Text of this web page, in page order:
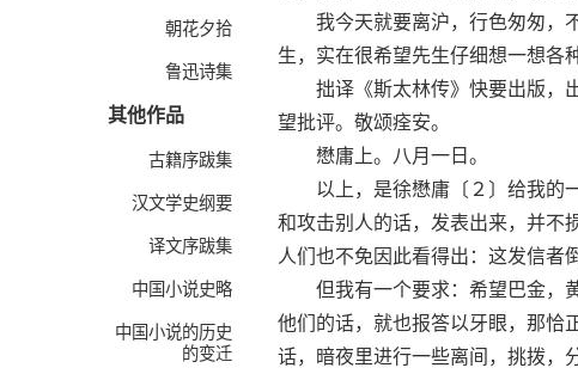
朝花夕拾
鲁迅诗集
其他作品
古籍序跋集
汉文学史纲要
译文序跋集
中国小说史略
中国小说的历史
的变迁
我今天就要离沪，行色匆匆，不
生，实在很希望先生仔细想一想各
拙译《斯太林传》快要出版，出
望批评。敬颂痊安。
懋庸上。八月一日。
以上，是徐懋庸〔２〕给我的一
和攻击别人的话，发表出来，并不
人们也不免因此看得出：这发信者
但我有一个要求：希望巴金，黄
他们的话，就也报答以牙眼，那恰
话，暗夜里进行一些离间，挑拨，